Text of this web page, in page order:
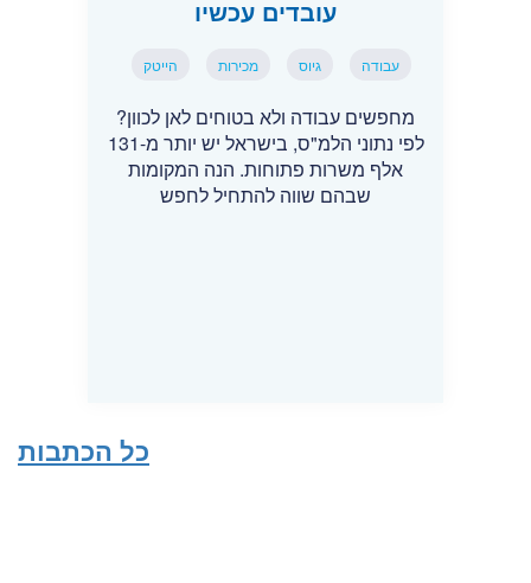
עובדים עכשיו
עבודה גיוס מכירות הייטק
מחפשים עבודה ולא בטוחים לאן לכוון?
לפי נתוני הלמ"ס, בישראל יש יותר מ-131
אלף משרות פתוחות. הנה המקומות
שבהם שווה להתחיל לחפש
כל הכתבות